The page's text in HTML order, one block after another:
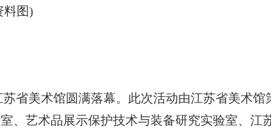
料图)
省美术馆圆满落幕。此次活动由江苏省美术馆
、艺术品展示保护技术与装备研究实验室、江